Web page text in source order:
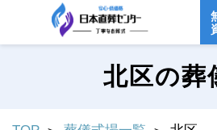
北区の葬